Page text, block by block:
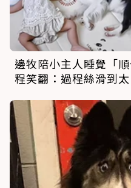
邊牧陪小主人睡覺「
程笑翻：過程絲滑到